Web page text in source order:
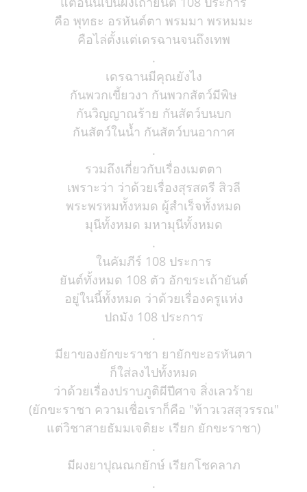
คือ พุทธะ อรหันต์ตา พรมมา พรหมมะ
คือไล่ตั้งแต่เดรฉานจนถึงเทพ
.
เดรฉานมีคุณยังไง
กันพวกเขี้ยวงา กันพวกสัตว์มีพิษ
กันวิญญาณร้าย กันสัตว์บนบก
กันสัตว์ในน้ำ กันสัตว์บนอากาศ
.
รวมถึงเกี่ยวกับเรื่องเมตตา
เพราะว่า ว่าด้วยเรื่องสุรสตรี สิวลี
พระพรหมทั้งหมด ผู้สำเร็จทั้งหมด
มุนีทั้งหมด มหามุนีทั้งหมด
.
ในคัมภีร์ 108 ประการ
ยันต์ทั้งหมด 108 ตัว อักขระเถ้ายันต์
อยู่ในนี้ทั้งหมด ว่าด้วยเรื่องครูแห่ง
ปถมัง 108 ประการ
.
มียาของยักขะราชา ยายักขะอรหันตา
ก็ใส่ลงไปทั้งหมด
ว่าด้วยเรื่องปราบภูติผีปีศาจ สิ่งเลวร้าย
(ยักขะราชา ความเชื่อเราก็คือ "ท้าวเวสสุวรรณ"
แต่วิชาสายธัมมเจติยะ เรียก ยักขะราชา)
.
มีผงยาปุณณกยักษ์ เรียกโชคลาภ
.